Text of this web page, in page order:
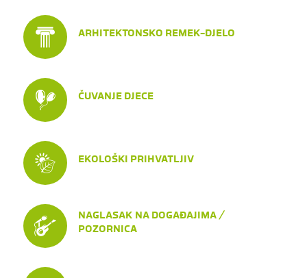
ARHITEKTONSKO REMEK-DJELO
ČUVANJE DJECE
EKOLOŠKI PRIHVATLJIV
NAGLASAK NA DOGAĐAJIMA /
POZORNICA